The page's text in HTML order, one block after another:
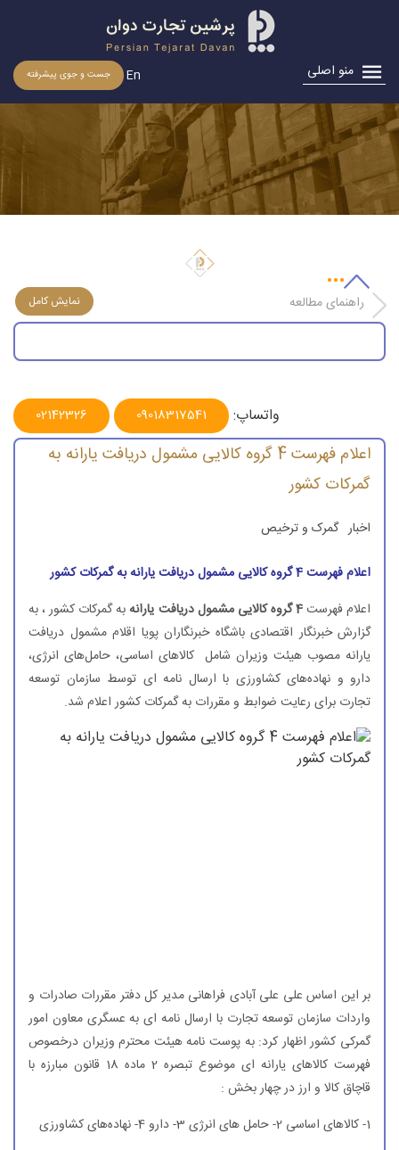
منو اصلی جست و جوی پیشرفته En
كشور
راهنمای مطالعه
واتساپ: 09018317541
02142326
اعلام فهرست 4 گروه كالایی مشمول دریافت یارانه به
گمركات كشور
اخبار گمرک و ترخیص
اعلام فهرست 4 گروه كالایی مشمول دریافت یارانه به گمركات كشور
اعلام فهرست4 گروه كالایی مشمول دریافت یارانه
به گمركات كشور ، به
گزارش خبرنگار اقتصادی باشگاه خبرنگاران پویا اقلام مشمول دریافت
یارانه مصوب هیئت وزیران شامل كالاهای اساسی، حامل‌های انرژی،
دارو و نهاده‌های كشاورزی با ارسال نامه ای توسط سازمان توسعه
تجارت برای رعایت ضوابط و مقررات به گمركات كشور اعلام شد.
بر این اساس علی علی آبادی فراهانی مدیر كل دفتر مقررات صادرات و
واردات سازمان توسعه تجارت با ارسال نامه ای به عسگری معاون امور
گمركی كشور اظهار كرد: به پوست نامه هیئت محترم وزیران درخصوص
فهرست كالاهای یارانه ای موضوع تبصره 2 ماده 18 قانون مبارزه با
قاچاق كالا و ارز در چهار بخش :
1- كالاهای اساسی 2- حامل های انرژی 3- دارو 4- نهاده‌های كشاورزی